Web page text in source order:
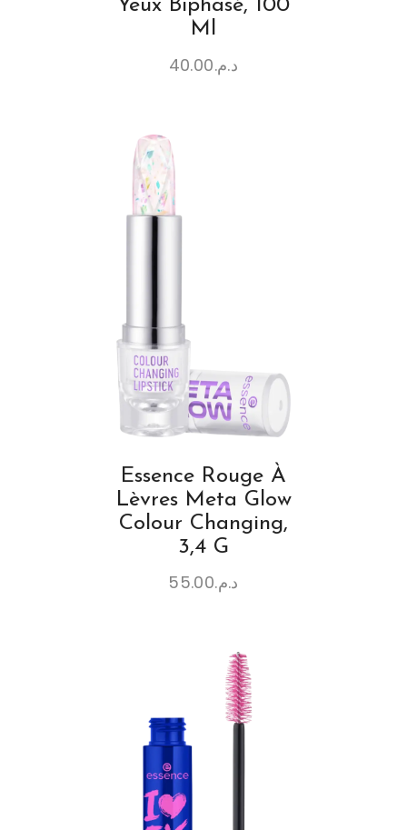
Yeux Biphasé, 100
Ml
د.م.40.00
Essence Rouge À
Lèvres Meta Glow
Colour Changing,
3,4 G
د.م.55.00